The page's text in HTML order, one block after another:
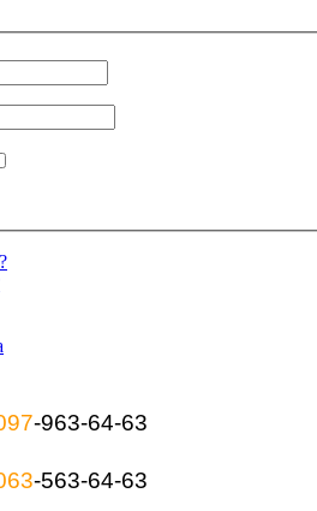
-963-64-63
-563-64-63